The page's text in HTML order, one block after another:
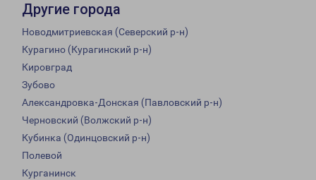
Другие города
Новодмитриевская (Северский р-н)
Курагино (Курагинский р-н)
Кировград
Зубово
Александровка-Донская (Павловский р-н)
Черновский (Волжский р-н)
Кубинка (Одинцовский р-н)
Полевой
Курганинск